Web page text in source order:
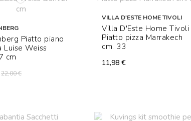
Piatto piano
Luise Weiss
cm
22,00 €
VILLA D'ESTE HOME TIVOLI
Villa D'Este Home Tivoli
Piatto pizza Marrakech
cm. 33
11,98 €